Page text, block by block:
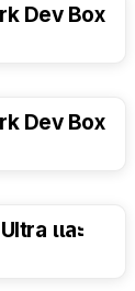
Dev Box
Dev Box
และ